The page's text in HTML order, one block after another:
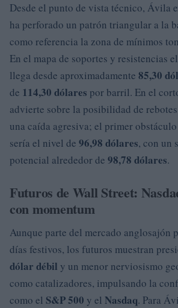
Desde el punto de vista técnico, Ávila
ha perforado un patrón triangular a la
como referencia la zona de mínimos
En el mapa de soportes y resistencias
llega desde aproximadamente 85,30
de 114,30 dólares por barril. En el
advierte sobre la posibilidad de
una caída agresiva; el primer
sería el nivel de 96,98 dólares, con un
potencial alrededor de 98,78 dólares.
Futuros de Wall Street:
con momentum
Aunque parte del mercado anglosajón
días festivos, los futuros muestran
dólar débil y un menor nerviosismo
como catalizadores, impulsando la
como el S&P 500 y el Nasdaq. Para